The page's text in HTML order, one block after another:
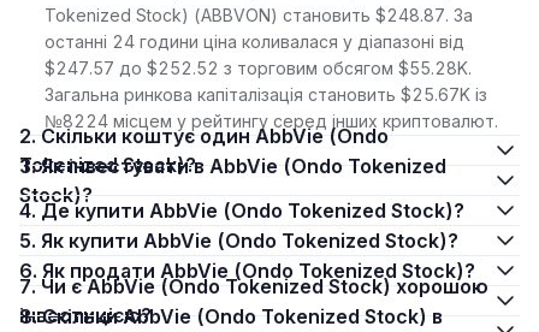
Tokenized Stock) (ABBVON) становить $248.87. За
останні 24 години ціна коливалася у діапазоні від
$247.57 до $252.52 з торговим обсягом $55.28K.
Загальна ринкова капіталізація становить $25.67K із
№8224 місцем у рейтингу серед інших криптовалют.
2. Скільки коштує один AbbVie (Ondo
Tokenized Stock)?
3. Як інвестувати в AbbVie (Ondo Tokenized
Stock)?
4. Де купити AbbVie (Ondo Tokenized Stock)?
5. Як купити AbbVie (Ondo Tokenized Stock)?
6. Як продати AbbVie (Ondo Tokenized Stock)?
7. Чи є AbbVie (Ondo Tokenized Stock) хорошою
інвестицією?
8. Скільки AbbVie (Ondo Tokenized Stock) в